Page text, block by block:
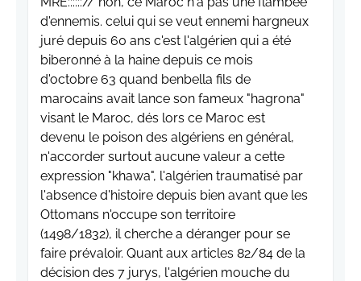
d'ennemis. celui qui se veut ennemi hargneux
juré depuis 60 ans c'est l'algérien qui a été
biberonné à la haine depuis ce mois
d'octobre 63 quand benbella fils de
marocains avait lance son fameux "hagrona"
visant le Maroc, dés lors ce Maroc est
devenu le poison des algériens en général,
n'accorder surtout aucune valeur a cette
expression "khawa", l'algérien traumatisé par
l'absence d'histoire depuis bien avant que les
Ottomans n'occupe son territoire
(1498/1832), il cherche a déranger pour se
faire prévaloir. Quant aux articles 82/84 de la
décision des 7 jurys, l'algérien mouche du